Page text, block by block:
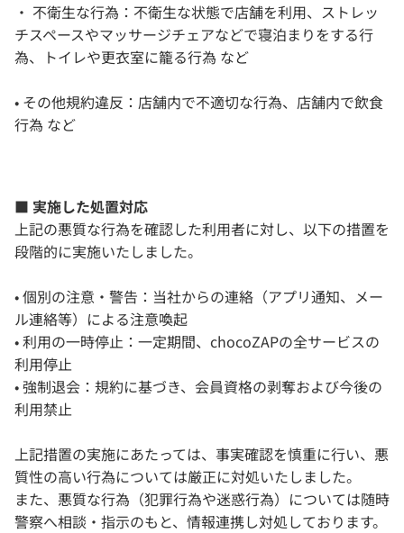
・ 不衛生な行為：不衛生な状態で店舗を利用、ストレッ
チスペースやマッサージチェアなどで寝泊まりをする行
為、トイレや更衣室に籠る行為 など
• その他規約違反：店舗内で不適切な行為、店舗内で飲食
行為 など
■ 実施した処置対応
上記の悪質な行為を確認した利用者に対し、以下の措置を
段階的に実施いたしました。
• 個別の注意・警告：当社からの連絡（アプリ通知、メー
ル連絡等）による注意喚起
• 利用の一時停止：一定期間、chocoZAPの全サービスの
利用停止
• 強制退会：規約に基づき、会員資格の剥奪および今後の
利用禁止
上記措置の実施にあたっては、事実確認を慎重に行い、悪
質性の高い行為については厳正に対処いたしました。
また、悪質な行為（犯罪行為や迷惑行為）については随時
警察へ相談・指示のもと、情報連携し対処しております。